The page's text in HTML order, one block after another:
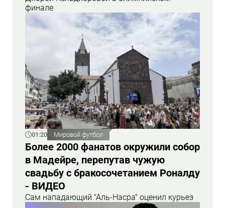
финале
01:20 Мировой футбол
Более 2000 фанатов окружили собор
в Мадейре, перепутав чужую
свадьбу с бракосочетанием Роналду
- ВИДЕО
Сам нападающий "Аль-Насра" оценил курьез